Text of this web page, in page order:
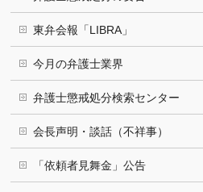
東弁会報「LIBRA」
今月の弁護士業界
弁護士懲戒処分検索センター
会長声明・談話（不祥事）
「依頼者見舞金」公告